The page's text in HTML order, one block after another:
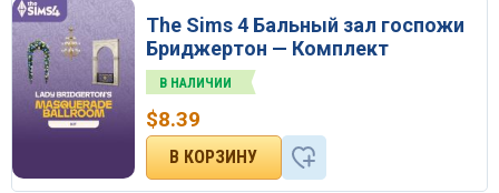
The Sims 4 Бальный зал госпожи
Бриджертон — Комплект
В НАЛИЧИИ
$8.39